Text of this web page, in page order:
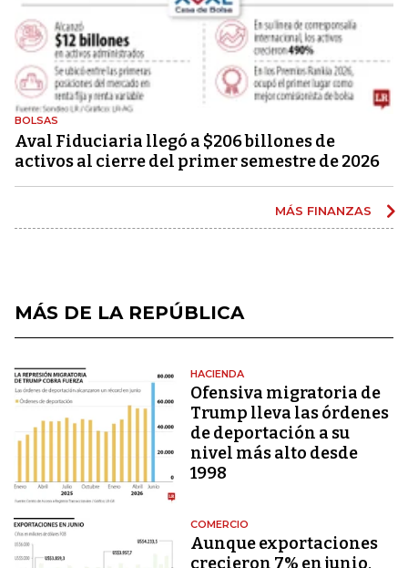
BOLSAS
Aval Fiduciaria llegó a $206 billones de
activos al cierre del primer semestre de 2026
MÁS FINANZAS
MÁS DE LA REPÚBLICA
HACIENDA
Ofensiva migratoria de
Trump lleva las órdenes
de deportación a su
nivel más alto desde
1998
COMERCIO
Aunque exportaciones
crecieron 7% en junio,